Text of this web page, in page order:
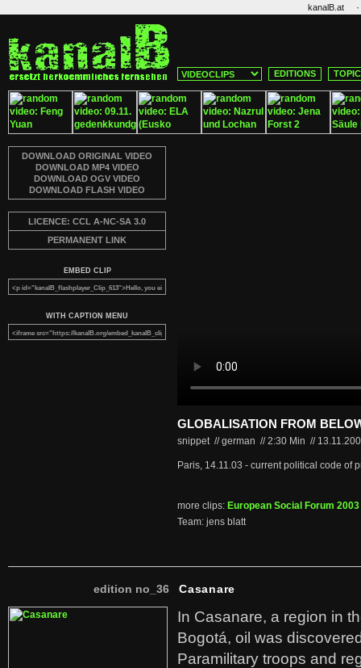
kanalB.at ·
EDITIONS
DOWNLOAD ORIGINAL VIDEO
DOWNLOAD MP4 VIDEO
DOWNLOAD OGV VIDEO
DOWNLOAD FLASH VIDEO
LICENCE: CCL A-NC-SA 3.0
PERMANENT LINK
EMBED CLIP
WITH CAPTION MENU
GLOBALISATION FROM
snippet // german //2:30 Min //
Paris, 14.11.03 - current political code of
more clips: European Social Forum 2003
Team: jens blatt
edition no_36 Casanare
In Casanare, a region in
Bogotá, oil was
Paramilitary troops and